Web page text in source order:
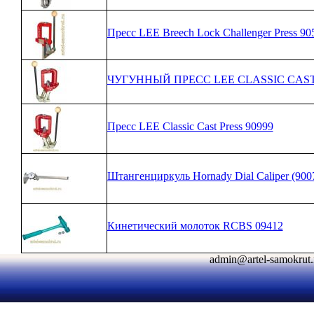
Пресс LEE Breech Lock Challenger Press
ЧУГУННЫЙ ПРЕСС LEE CLASSIC CAST
Пресс LEE Classic Cast Press 90999
Штангенциркуль Hornady Dial Caliper
Кинетический молоток RCBS 09412
admin@artel-